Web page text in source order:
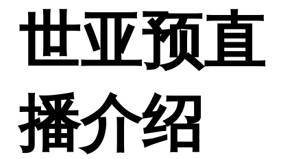
世亚预直
播介绍